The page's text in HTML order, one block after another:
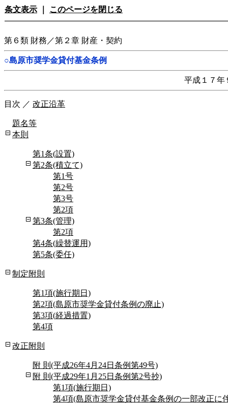
条文表示 このページを閉じる
第６類 財務／第２章 財産・契約
○島原市奨学金貸付基金条例
平成１７年
目次 ／ 改正沿革
題名等
本則
第1条(設置)
第2条(積立て)
第1号
第2号
第3号
第2項
第3条(管理)
第2項
第4条(繰替運用)
第5条(委任)
制定附則
第1項(施行期日)
第2項(島原市奨学金貸付条例の廃止)
第3項(経過措置)
第4項
改正附則
附 則(平成26年4月24日条例第49号)
附 則(平成29年1月25日条例第2号抄)
第1項(施行期日)
第4項(島原市奨学金貸付基金条例の一部改正に